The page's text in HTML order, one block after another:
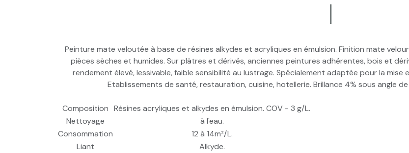
Peinture mate veloutée à base de résines alkydes et acryliques en émulsion. Finition mate
pièces sèches et humides. Sur plâtres et dérivés, anciennes peintures adhérentes, bois et
rendement élevé, lessivable, faible sensibilité au lustrage. Spécialement adaptée pour la mise
Etablissements de santé, restauration, cuisine, hotellerie. Brillance 4% sous angle de
Composition Résines acryliques et alkydes en émulsion. COV - 3 g/L.
Nettoyage
à l'eau.
Consommation
12 à 14m²/L.
Liant
Alkyde.